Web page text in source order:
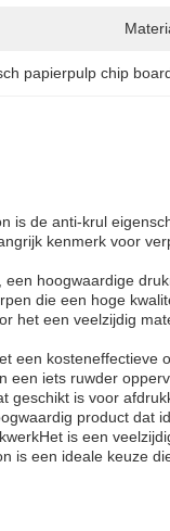
papierpulp chip
is de anti-krul
kenmerk voor
hoogwaardige
die een hoge
het een veelzijdig
een
iets ruwder
geschikt is voor
product dat
is een
is een ideale keuze